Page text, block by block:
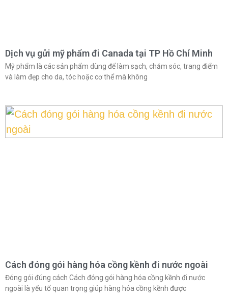
Dịch vụ gửi mỹ phẩm đi Canada tại TP Hồ Chí Minh
Mỹ phẩm là các sản phẩm dùng để làm sạch, chăm sóc, trang điểm
và làm đẹp cho da, tóc hoặc cơ thể mà không
Cách đóng gói hàng hóa cồng kềnh đi nước ngoài
Đóng gói đúng cách Cách đóng gói hàng hóa cồng kềnh đi nước
ngoài là yếu tố quan trọng giúp hàng hóa cồng kềnh được